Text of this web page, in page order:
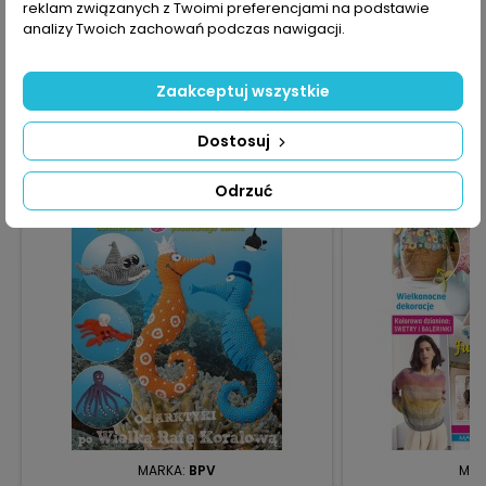
KOMENTARZE (0) Oceń
16 INNYCH PRODUKTÓW W TEJ SAMEJ KATEGORII: >
<
MARKA: BPV
reklam związanych z Twoimi preferencjami na podstawie
analizy Twoich zachowań podczas nawigacji.
Odrzuć
Dostosuj
Zaakceptuj wszystkie